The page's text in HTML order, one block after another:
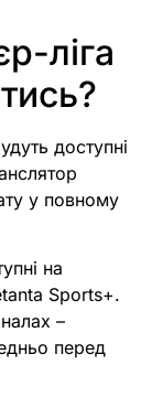
ліга
доступні
у повному
на
Sports+.
–
перед